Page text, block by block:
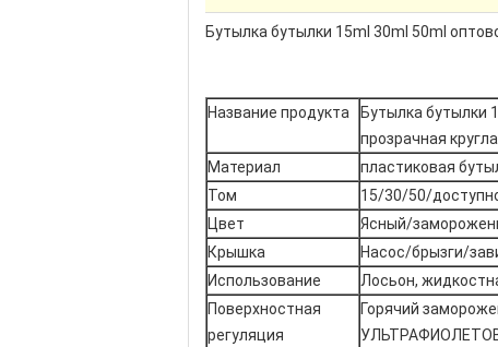
Бутылка бутылки 15ml 30ml 50ml
Название продукта
Бутылка бутылки
прозрачная
Материал
пластиковая
Том
15/30/50/
Цвет
Ясный/
Крышка
Насос/брызги/
Использование
Лосьон,
Поверхностная
регуляция
Горячий